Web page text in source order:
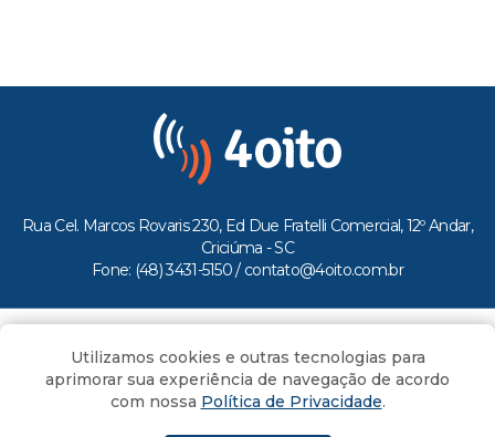
Rua Cel. Marcos Rovaris 230, Ed Due Fratelli Comercial, 12º Andar,
Criciúma - SC
Fone: (48) 3431-5150 / contato@4oito.com.br
Todos os direitos reservados ao Portal 4oito
Utilizamos cookies e outras tecnologias para
aprimorar sua experiência de navegação de acordo
com nossa Política de Privacidade.